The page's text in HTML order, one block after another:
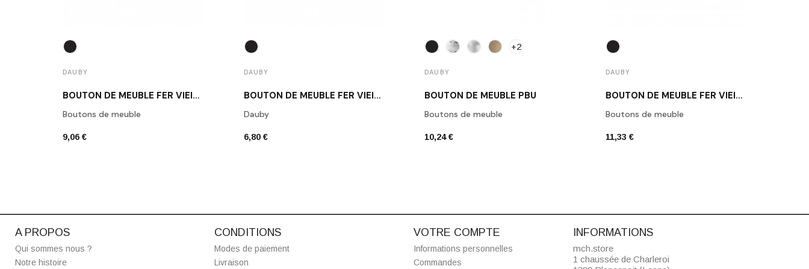
DAUBY
BOUTON DE MEUBLE FER VIEILLI DAUBY PBU 37 VO
Boutons de meuble
9,06 €
DAUBY
BOUTON DE MEUBLE FER VIEILLI DAUBY PT 20 VO
Dauby
6,80 €
+2
DAUBY
BOUTON DE MEUBLE PBU
Boutons de meuble
10,24 €
DAUBY
BOUTON DE MEUBLE FER VIEILLI DAUBY PBU45 VO
Boutons de meuble
11,33 €
A PROPOS
Qui sommes nous ?
Notre histoire
CONDITIONS
Modes de paiement
Livraison
VOTRE COMPTE
Informations personnelles
Commandes
INFORMATIONS
mch.store
1 chaussée de Charleroi